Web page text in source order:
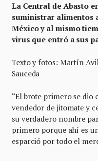
La Central de Abasto
suministrar alimentos
México y al mismo
virus que entró a sus
Texto y fotos: Martín
Sauceda
“El brote primero se dio
vendedor de jitomate y
su verdadero nombre
primero porque ahí es
esparció por todo el